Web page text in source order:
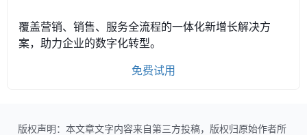
覆盖营销、销售、服务全流程的一体化新增长解决方
案，助力企业的数字化转型。
免费试用
版权声明：本文章文字内容来自第三方投稿，版权归原始作者所